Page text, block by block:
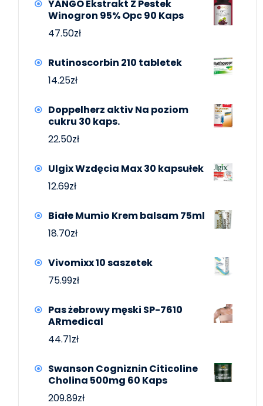
YANGO Ekstrakt Z Pestek
Winogron 95% Opc 90 Kaps
47.50zł
Rutinoscorbin 210 tabletek
14.25zł
Doppelherz aktiv Na poziom
cukru 30 kaps.
22.50zł
Ulgix Wzdęcia Max 30 kapsułek
12.69zł
Białe Mumio Krem balsam 75ml
18.70zł
Vivomixx 10 saszetek
75.99zł
Pas żebrowy męski SP-7610
ARmedical
44.71zł
Swanson Cogniznin Citicoline
Cholina 500mg 60 Kaps
209.89zł